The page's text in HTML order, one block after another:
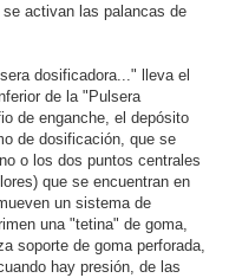
activan las palancas de
dosificadora..." lleva el
de la "Pulsera
de enganche, el depósito
de dosificación, que se
o los dos puntos centrales
que se encuentran en
un sistema de
una "tetina" de goma,
soporte de goma perforada,
hay presión, de las